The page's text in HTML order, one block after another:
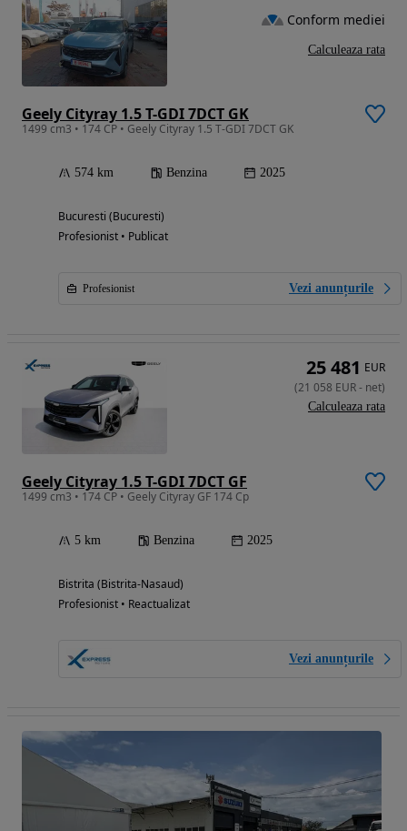
Geely Cityray 1.5 T-GDI 7DCT GK
1499 cm3 • 174 CP • Geely Cityray 1.5 T-GDI 7DCT GK
574 km Benzina 2025
Bucuresti (Bucuresti)
Profesionist • Publicat
Profesionist Vezi anunțurile
Conform mediei
Calculeaza rata
Geely Cityray 1.5 T-GDI 7DCT GF
1499 cm3 • 174 CP • Geely Cityray GF 174 Cp
5 km Benzina 2025
Bistrita (Bistrita-Nasaud)
Profesionist • Reactualizat
Vezi anunțurile
25 481 EUR
(21 058 EUR- net)
Calculeaza rata